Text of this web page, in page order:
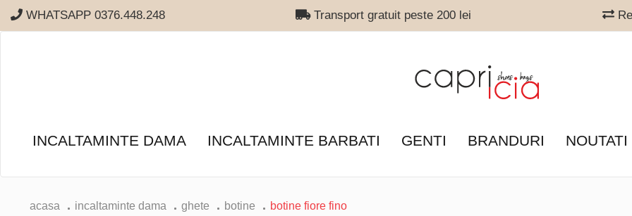
WHATSAPP 0376.448.248 Transport gratuit peste 200 lei
INCALTAMINTE DAMA INCALTAMINTE BARBATI GENTI BRANDURI NOUTATI
acasa incaltaminte dama ghete botine botine fiore fino